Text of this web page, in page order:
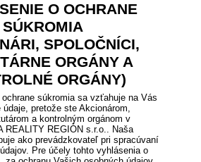
O OCHRANE
SÚKROMIA
SPOLOČNÍCI,
ORGÁNY A
ORGÁNY)
súkromia sa vzťahuje na Vás
údaje, pretože ste Akcionárom,
a kontrolným orgánom v
REALITY REGIÓN s.r.o.. Naša
ako prevádzkovateľ pri spracúvaní
Pre účely tohto vyhlásenia o